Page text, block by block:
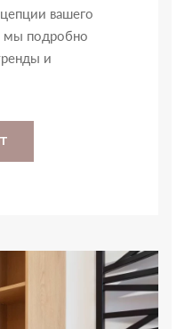
вашего
мы подробно
и